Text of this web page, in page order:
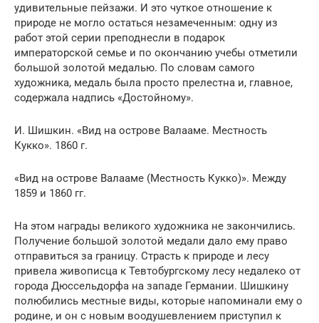
удивительные пейзажи. И это чуткое отношение к
природе не могло остаться незамеченным: одну из
работ этой серии преподнесли в подарок
императорской семье и по окончанию учебы отметили
большой золотой медалью. По словам самого
художника, медаль была просто прелестна и, главное,
содержала надпись «Достойному».
И. Шишкин. «Вид на острове Валааме. Местность
Кукко». 1860 г.
«Вид на острове Валааме (Местность Кукко)». Между
1859 и 1860 гг.
На этом награды великого художника не закончились.
Получение большой золотой медали дало ему право
отправиться за границу. Страсть к природе и лесу
привела живописца к Тевтобургскому лесу недалеко от
города Дюссельдорфа на западе Германии. Шишкину
полюбились местные виды, которые напоминали ему о
родине, и он с новым воодушевлением приступил к